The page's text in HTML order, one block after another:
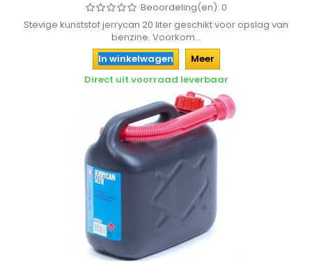
Beoordeling(en): 0
Stevige kunststof jerrycan 20 liter geschikt voor opslag van
benzine. Voorkom...
In winkelwagen
Meer
Direct uit voorraad leverbaar